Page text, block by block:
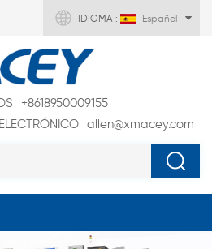
IDIOMA : Español
+8618950009155
allen@xmacey.com